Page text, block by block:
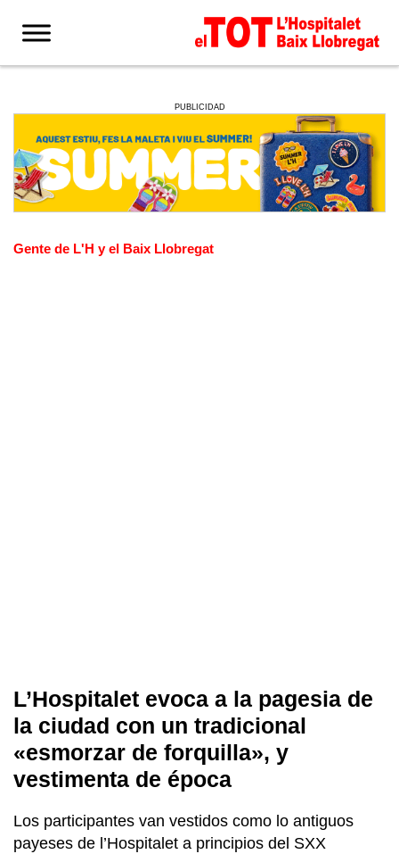
PUBLICIDAD
Gente de L'H y el Baix Llobregat
L’Hospitalet evoca a la pagesia de
la ciudad con un tradicional
«esmorzar de forquilla», y
vestimenta de época
Los participantes van vestidos como lo antiguos
payeses de l’Hospitalet a principios del SXX